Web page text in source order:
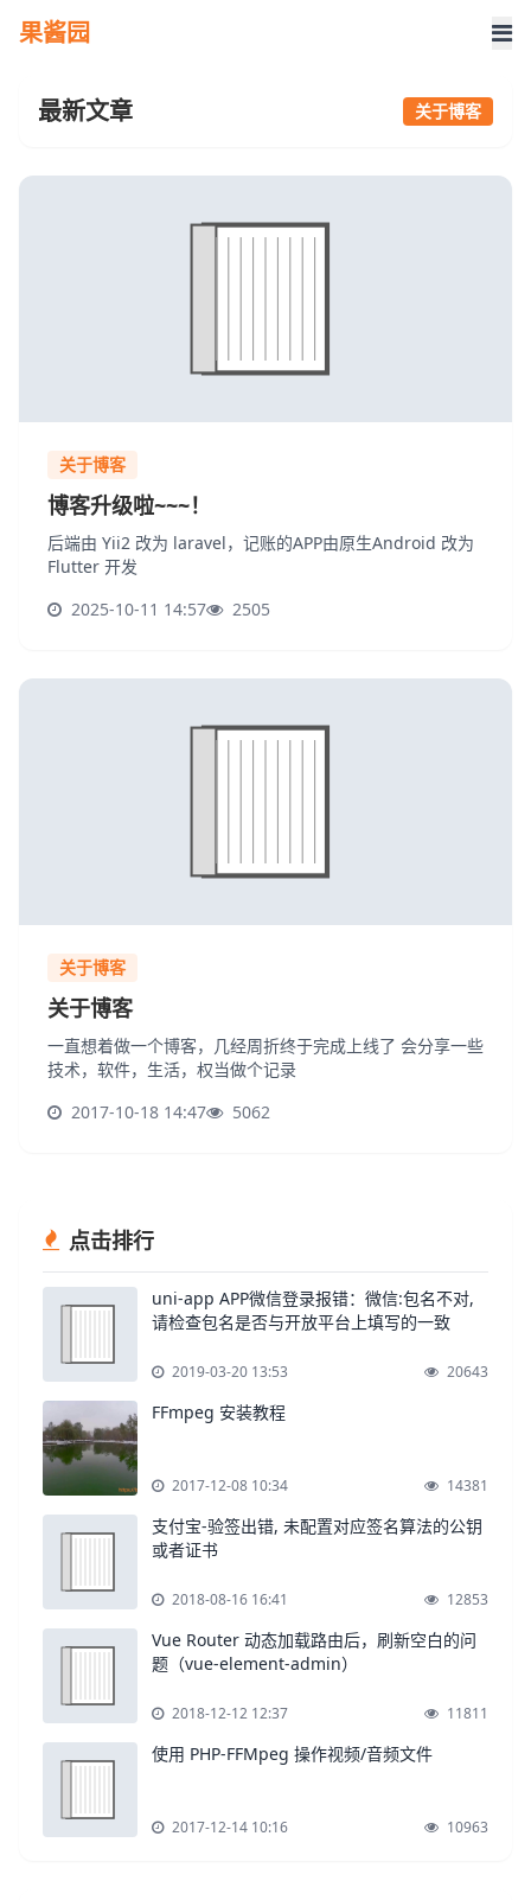
果酱园
最新文章 关于博客
关于博客
博客升级啦~~~！
后端由 Yii2 改为 laravel，记账的APP由原生Android 改为
Flutter 开发
2025-10-11 14:57
2505
关于博客
关于博客
一直想着做一个博客，几经周折终于完成上线了 会分享一些
技术，软件，生活，权当做个记录
2017-10-18 14:47
5062
点击排行
uni-app APP微信登录报错：微信:包名不对,
请检查包名是否与开放平台上填写的一致
2019-03-20 13:53 20643
FFmpeg 安装教程
2017-12-08 10:34 14381
支付宝-验签出错, 未配置对应签名算法的公钥
或者证书
2018-08-16 16:41 12853
Vue Router 动态加载路由后，刷新空白的问
题（vue-element-admin）
2018-12-12 12:37 11811
使用 PHP-FFMpeg 操作视频/音频文件
2017-12-14 10:16 10963